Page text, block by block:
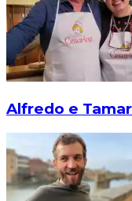
Alfredo e